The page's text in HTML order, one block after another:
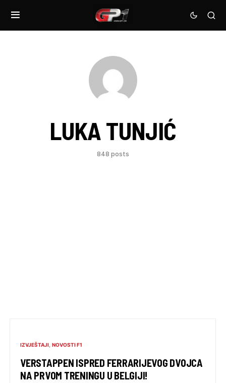
LUKA TUNJIĆ
848 posts
IZVJEŠTAJI NOVOSTI F1
VERSTAPPEN ISPRED FERRARIJEVOG DVOJCA
NA PRVOM TRENINGU U BELGIJI!